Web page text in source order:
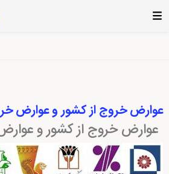
عوارض خروج از کشور و عوارض
عوارض خروج از کشور و